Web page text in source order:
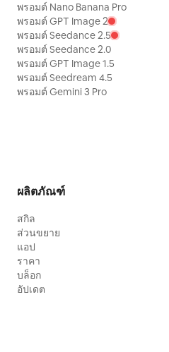
พรอมต์ Nano Banana Pro
พรอมต์ GPT Image 2
พรอมต์ Seedance 2.5
พรอมต์ Seedance 2.0
พรอมต์ GPT Image 1.5
พรอมต์ Seedream 4.5
พรอมต์ Gemini 3 Pro
ผลิตภัณฑ์
สกิล
ส่วนขยาย
แอป
ราคา
บล็อก
อัปเดต